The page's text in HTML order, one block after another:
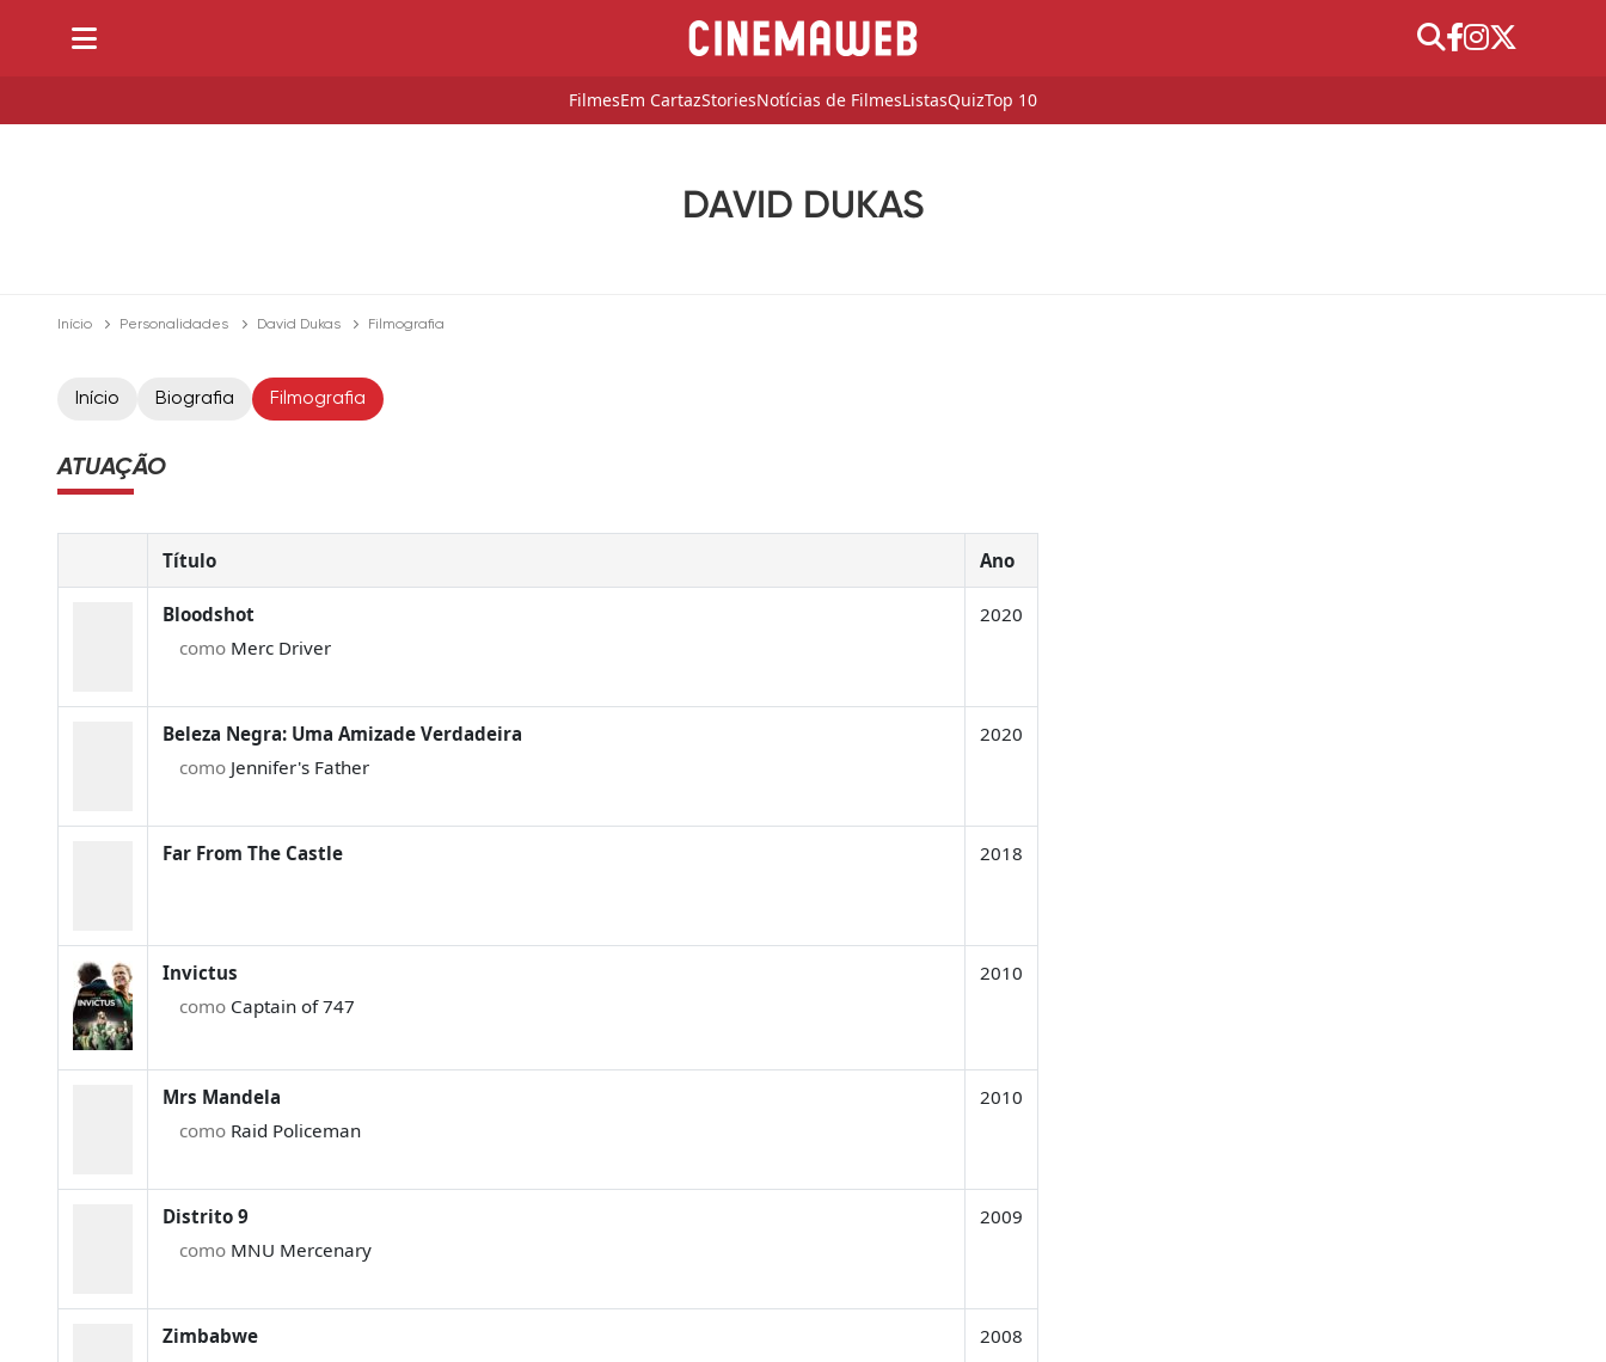
FilmesEm CartazStoriesNotícias de FilmesListasQuizTop 10
DAVID DUKAS
Início Personalidades David Dukas Filmografia
Início Biografia Filmografia
ATUAÇÃO
Título Ano
Bloodshot
como Merc Driver
2020
Beleza Negra: Uma Amizade Verdadeira
como Jennifer's Father
2020
Far From The Castle 2018
Invictus
como Captain of 747
2010
Mrs Mandela
como Raid Policeman
2010
Distrito 9
como MNU Mercenary
2009
Zimbabwe 2008